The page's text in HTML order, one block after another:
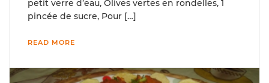
petit verre d’eau, Olives vertes en rondelles, 1
pincée de sucre, Pour […]
READ MORE